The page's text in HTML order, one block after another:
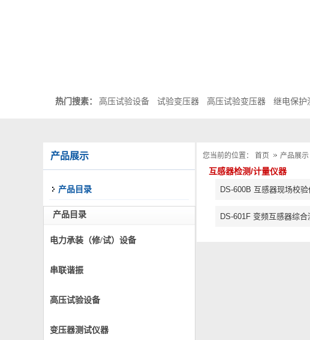
热门搜素： 高压试验设备 试验变压器 高压试验变压器 继电保护
产品展示
产品目录
产品目录
电力承装（修/试）设备
串联谐振
高压试验设备
变压器测试仪器
您当前的位置： 首页 产品展示
互感器检测/计量仪器
DS-600B 互感器现场校验
DS-601F 变频互感器综合